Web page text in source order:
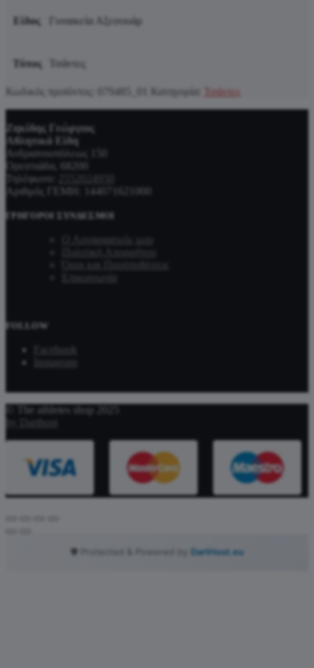
Είδος Γυναικεία Αξεσουάρ
Τύπος Τσάντες
Κωδικός προϊόντος: Κατηγορία: Τσάντες
Ζηκίδης Γεώργιος
Αθλητικά Είδη
Ανδριανουπόλεως 150
Ορεστιάδα, 68200
Τηλέφωνο:
Αριθμός ΓΕΜΗ: 144071621000
ΓΡΉΓΟΡΟΙ ΣΎΝΔΕΣΜΟΙ
FOLLOW
Facebook
🛡️ Protected & Powered by DartHost.eu